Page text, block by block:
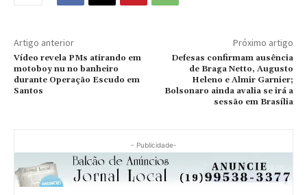
Artigo anterior
Vídeo revela PMs atirando em
motoboy nu no banheiro
durante Operação Escudo em
Santos
Próximo artigo
Defesas confirmam ausência
de Braga Netto, Augusto
Heleno e Almir Garnier;
Bolsonaro ainda avalia se irá a
sessão em Brasília
- Publicidade-